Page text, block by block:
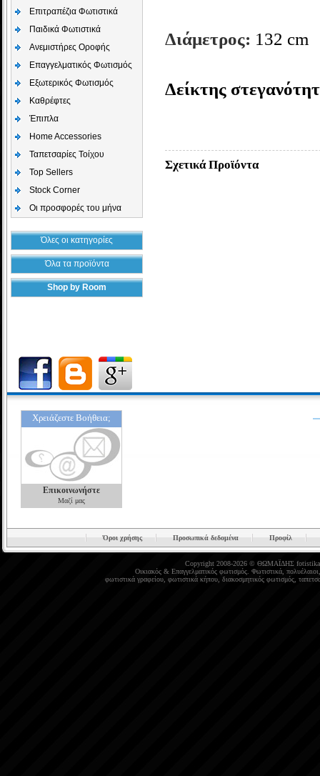
Επιτραπέζια Φωτιστικά
Παιδικά Φωτιστικά
Aνεμιστήρες Οροφής
Επαγγελματικός Φωτισμός
Εξωτερικός Φωτισμός
Καθρέφτες
Έπιπλα
Home Accessories
Ταπετσαρίες Τοίχου
Top Sellers
Stock Corner
Οι προσφορές του μήνα
Όλες οι κατηγορίες
Όλα τα προϊόντα
Shop by Room
Διάμετρος: 132 cm
Δείκτης
Σχετικά Προϊόντα
Χρειάζεστε Βοήθεια;
Επικοινωνήστε
Μαζί μας
Όροι χρήσης Προσωπικά δεδομένα Προφίλ
Copyright 2008-2026 © ΘΩΜΑΪΔΗΣ
Οικιακός& Επαγγελματικός φωτισμός. Φωτιστικά, πολυέλαιοι
φωτιστικά γραφείου, φωτιστικά κήπου, διακοσμητικός φωτισμός,